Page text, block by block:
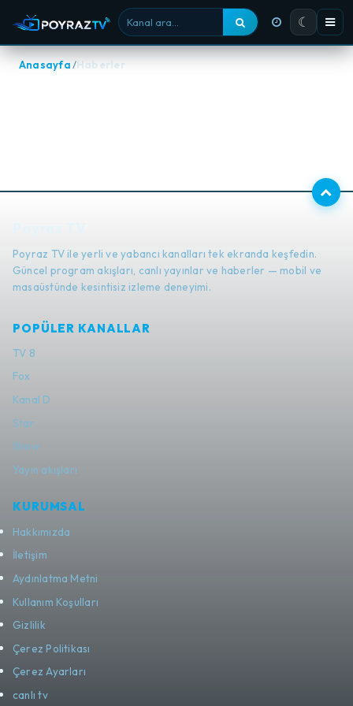
Kanal ara ☾
Anasayfa Haberler
Poyraz TV ile yerli ve yabancı kanalları tek ekranda keşfedin.
Güncel program akışları, canlı yayınlar ve haberler — mobil ve
masaüstünde kesintisiz izleme deneyimi.
POPÜLER KANALLAR
TV 8
Fox
Kanal D
Star
Show
Yayın akışları
KURUMSAL
Hakkımızda
İletişim
Aydınlatma Metni
Kullanım Koşulları
Gizlilik
Çerez Politikası
Çerez Ayarları
canlı tv